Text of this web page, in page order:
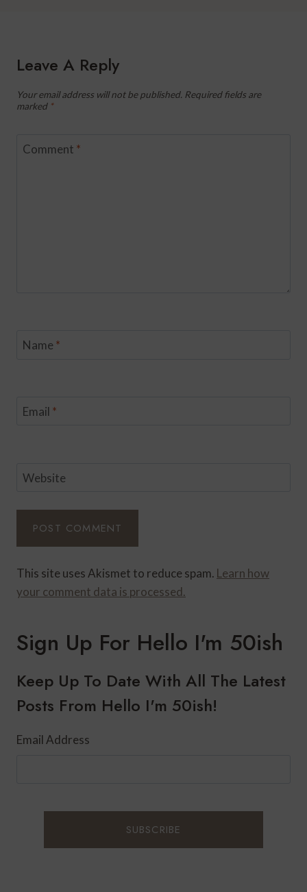
Leave A Reply
Your email address will not be published. Required fields are
marked *
Comment *
Name *
Email *
Website
This site uses Akismet to reduce spam. Learn how
your comment data is processed.
Sign Up For Hello I'm 50ish
Keep Up To Date With All The Latest
Posts From Hello I'm 50ish!
Email Address